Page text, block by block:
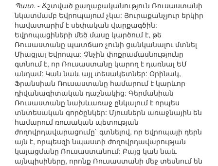
Պատ. - Ճշտված քաղաքականություն Ռուսաստանի
նկատմամբ Եվրոպայում չկա: Յուրաքանչյուր երկիր
հավատարիմ է սեփական վարքագծին:
Եվրոպացիների մեծ մասը կարծում է, թե
Ռուսաստանը պատճառ չունի ցանկանալու մտնել
Միացյալ Եվրոպա: Չնչին փոքրամասնությունը
գտնում է, որ Ռուսաստանը կարող է դառնալ ԵՄ
անդամ: Կան նաև այլ տեսակետներ: Օրինակ,
Ֆրանսիան Ռուսաստանը համարում է կարևոր
դիվանագիտական դաշնակից: Գերմանիան
Ռուսաստանը նախևառաջ ընկալում է որպես
տնտեսական գործընկեր: Մյուսներն առաջնային են
համարում ռուսական պետության
ժողովրդավարացումը` գտնելով, որ Եվրոպայի դերն
այն է, որպեսզի նպաստի ժողովրդավարության
կայացմանը Ռուսաստանում: Բայց կան նաև
այնպիսիները, որոնք Ռուսաստանի մեջ տեսնում են